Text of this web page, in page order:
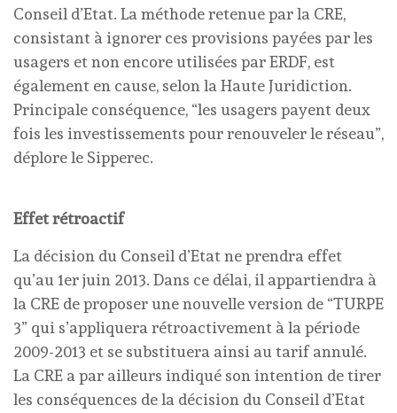
Conseil d’Etat. La méthode retenue par la CRE,
consistant à ignorer ces provisions payées par les
usagers et non encore utilisées par ERDF, est
également en cause, selon la Haute Juridiction.
Principale conséquence, “les usagers payent deux
fois les investissements pour renouveler le réseau”,
déplore le Sipperec.
Effet rétroactif
La décision du Conseil d’Etat ne prendra effet
qu’au 1er juin 2013. Dans ce délai, il appartiendra à
la CRE de proposer une nouvelle version de “TURPE
3” qui s’appliquera rétroactivement à la période
2009-2013 et se substituera ainsi au tarif annulé.
La CRE a par ailleurs indiqué son intention de tirer
les conséquences de la décision du Conseil d’Etat